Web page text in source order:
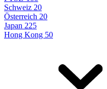
Schweiz 20
Österreich 20
Japan 225
Hong Kong 50